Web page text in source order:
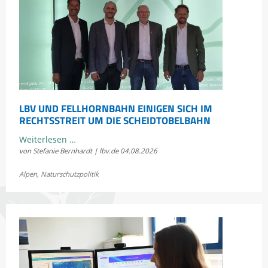
LBV UND FELLHORNBAHN EINIGEN SICH IM
RECHTSSTREIT UM DIE SCHEIDTOBELBAHN
Weiterlesen …LBV
und
einigen
die
von Stefanie Bernhardt | lbv.de 04.08.2026
Alpen, Naturschutzpolitik